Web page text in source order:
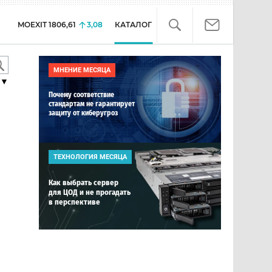
MOEXIT 1806,61 3,08 КАТАЛОГ
МНЕНИЕ МЕСЯЦА
Почему соответствие
стандартам не гарантирует
защиту от киберугроз
ТЕХНОЛОГИЯ МЕСЯЦА
Как выбрать сервер
для ЦОД и не прогадать
в перспективе